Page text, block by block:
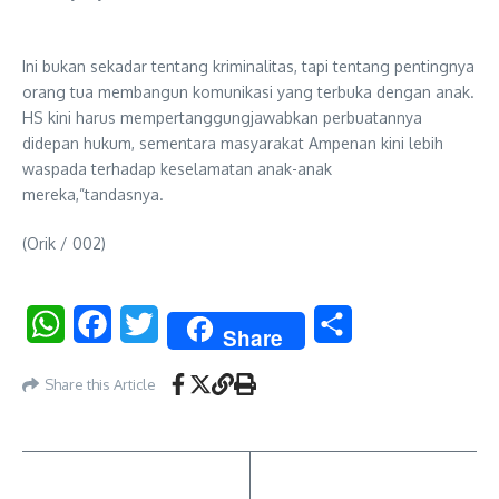
Ini bukan sekadar tentang kriminalitas, tapi tentang pentingnya
orang tua membangun komunikasi yang terbuka dengan anak.
HS kini harus mempertanggungjawabkan perbuatannya
didepan hukum, sementara masyarakat Ampenan kini lebih
waspada terhadap keselamatan anak-anak
mereka,”tandasnya.
(Orik / 002)
WhatsAppFacebookTwitter Share
Share this Article